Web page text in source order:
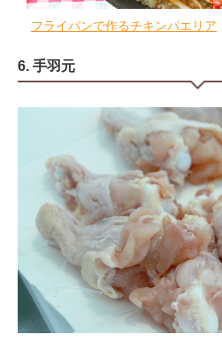
フライパンで作るチキンパエリア
6. 手羽元